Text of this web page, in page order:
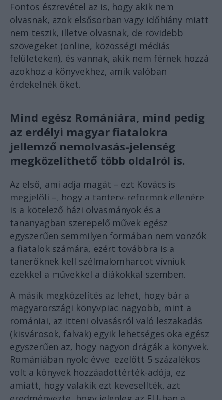
Fontos észrevétel az is, hogy akik nem
olvasnak, azok elsősorban vagy időhiány miatt
nem teszik, illetve olvasnak, de rövidebb
szövegeket (online, közösségi médiás
felületeken), és vannak, akik nem férnek hozzá
azokhoz a könyvekhez, amik valóban
érdekelnék őket.
Mind egész Romániára, mind pedig
az erdélyi magyar fiatalokra
jellemző nemolvasás-jelenség
megközelíthető több oldalról is.
Az első, ami adja magát – ezt Kovács is
megjelöli –, hogy a tanterv-reformok ellenére
is a kötelező házi olvasmányok és a
tananyagban szerepelő művek egész
egyszerűen semmilyen formában nem vonzók
a fiatalok számára, ezért továbbra is a
tanerőknek kell szélmalomharcot vívniuk
ezekkel a művekkel a diákokkal szemben.
A másik megközelítés az lehet, hogy bár a
magyarországi könyvpiac nagyobb, mint a
romániai, az itteni olvasásról való leszakadás
(kisvárosok, falvak) egyik lehetséges oka egész
egyszerűen az, hogy nagyon drágák a könyvek.
Romániában nyolc évvel ezelőtt 5 százalékos
volt a könyvek hozzáadottérték-adója, ez
amiatt, hogy valakik ezt kevesellték, azt